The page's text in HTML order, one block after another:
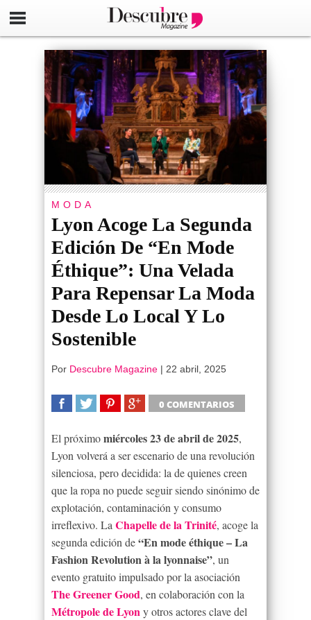
MODA
Lyon Acoge La Segunda
Edición De “En Mode
Éthique”: Una Velada
Para Repensar La Moda
Desde Lo Local Y Lo
Sostenible
Por Descubre Magazine | 22 abril, 2025
0 COMENTARIOS
El próximomiércoles 23 de abril de 2025,
Lyon volverá a ser escenario de una revolución
silenciosa, pero decidida: la de quienes creen
que la ropa no puede seguir siendo sinónimo de
explotación, contaminación y consumo
irreflexivo. La Chapelle de la Trinité, acoge la
segunda edición de“En mode éthique – La
Fashion Revolution à la lyonnaise”, un
evento gratuito impulsado por la asociación
The Greener Good, en colaboración con la
Métropole de Lyony otros actores clave del